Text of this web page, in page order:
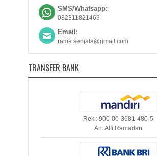
SMS/Whatsapp:
082311821463
Email:
rama.senjata@gmail.com
TRANSFER BANK
Rek : 900-00-3681-480-5
An. Alfi Ramadan